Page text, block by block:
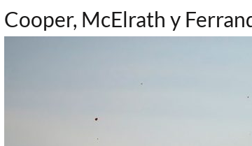
Cooper, McElrath y